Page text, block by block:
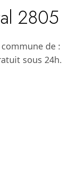
2805
de :
sous 24h.